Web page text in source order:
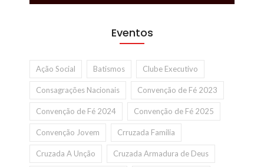
Eventos
Ação Social Batismos Clube Executivo
Consagrações Nacionais Convenção de Fé 2023
Convenção de Fé 2024 Convenção de Fé 2025
Convenção Jovem Crruzada Familia
Cruzada A Unção Cruzada Armadura de Deus